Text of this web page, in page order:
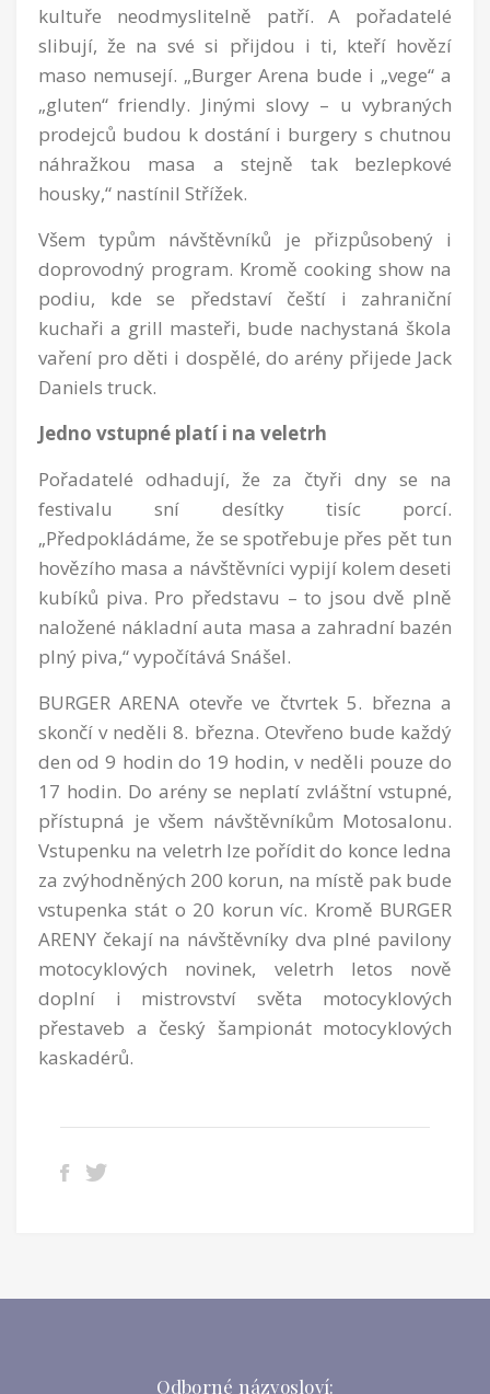
kultuře neodmyslitelně patří. A pořadatelé
slibují, že na své si přijdou i ti, kteří hovězí
maso nemusejí. „Burger Arena bude i „vege“ a
„gluten“ friendly. Jinými slovy – u vybraných
prodejců budou k dostání i burgery s chutnou
náhražkou masa a stejně tak bezlepkové
housky,“ nastínil Střížek.
Všem typům návštěvníků je přizpůsobený i
doprovodný program. Kromě cooking show na
podiu, kde se představí čeští i zahraniční
kuchaři a grill masteři, bude nachystaná škola
vaření pro děti i dospělé, do arény přijede Jack
Daniels truck.
Jedno vstupné platí i na veletrh
Pořadatelé odhadují, že za čtyři dny se na
festivalu sní desítky tisíc porcí.
„Předpokládáme, že se spotřebuje přes pět tun
hovězího masa a návštěvníci vypijí kolem deseti
kubíků piva. Pro představu – to jsou dvě plně
naložené nákladní auta masa a zahradní bazén
plný piva,“ vypočítává Snášel.
BURGER ARENA otevře ve čtvrtek 5. března a
skončí v neděli 8. března. Otevřeno bude každý
den od 9 hodin do 19 hodin, v neděli pouze do
17 hodin. Do arény se neplatí zvláštní vstupné,
přístupná je všem návštěvníkům Motosalonu.
Vstupenku na veletrh lze pořídit do konce ledna
za zvýhodněných 200 korun, na místě pak bude
vstupenka stát o 20 korun víc. Kromě BURGER
ARENY čekají na návštěvníky dva plné pavilony
motocyklových novinek, veletrh letos nově
doplní i mistrovství světa motocyklových
přestaveb a český šampionát motocyklových
kaskadérů.
Odborné názvosloví: